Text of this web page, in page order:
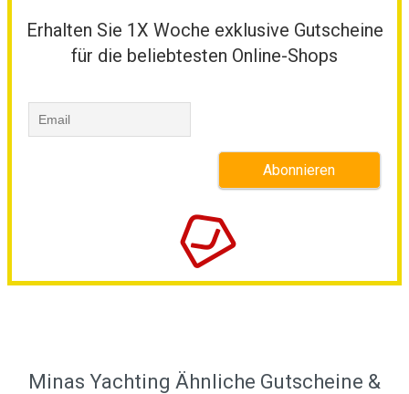
Erhalten Sie 1X Woche exklusive Gutscheine
für die beliebtesten Online-Shops
Minas Yachting Ähnliche Gutscheine &